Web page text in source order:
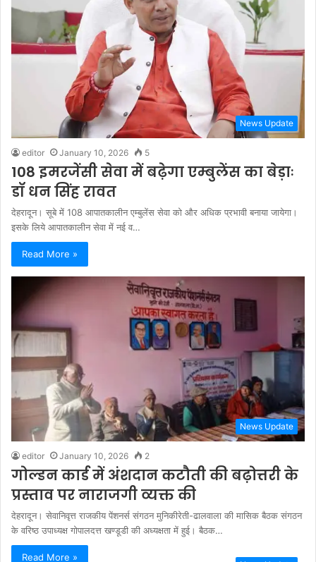
News Update
editor January 10, 2026 5
108 इमरजेंसी सेवा में बढ़ेगा एम्बुलेंस का बेड़ाः
डॉ धन सिंह रावत
देहरादून। सूबे में 108 आपातकालीन एम्बुलेंस सेवा को और अधिक प्रभावी बनाया जायेगा।
इसके लिये आपातकालीन सेवा में नई व…
Read More »
News Update
editor January 10, 2026 2
गोल्डन कार्ड में अंशदान कटौती की बढ़ोत्तरी के
प्रस्ताव पर नाराजगी व्यक्त की
देहरादून। सेवानिवृत्त राजकीय पेंशनर्स संगठन मुनिकीरेती-ढालवाला की मासिक बैठक संगठन
के वरिष्ठ उपाध्यक्ष गोपालदत्त खण्डूडी की अध्यक्षता में हुई। बैठक…
Read More »